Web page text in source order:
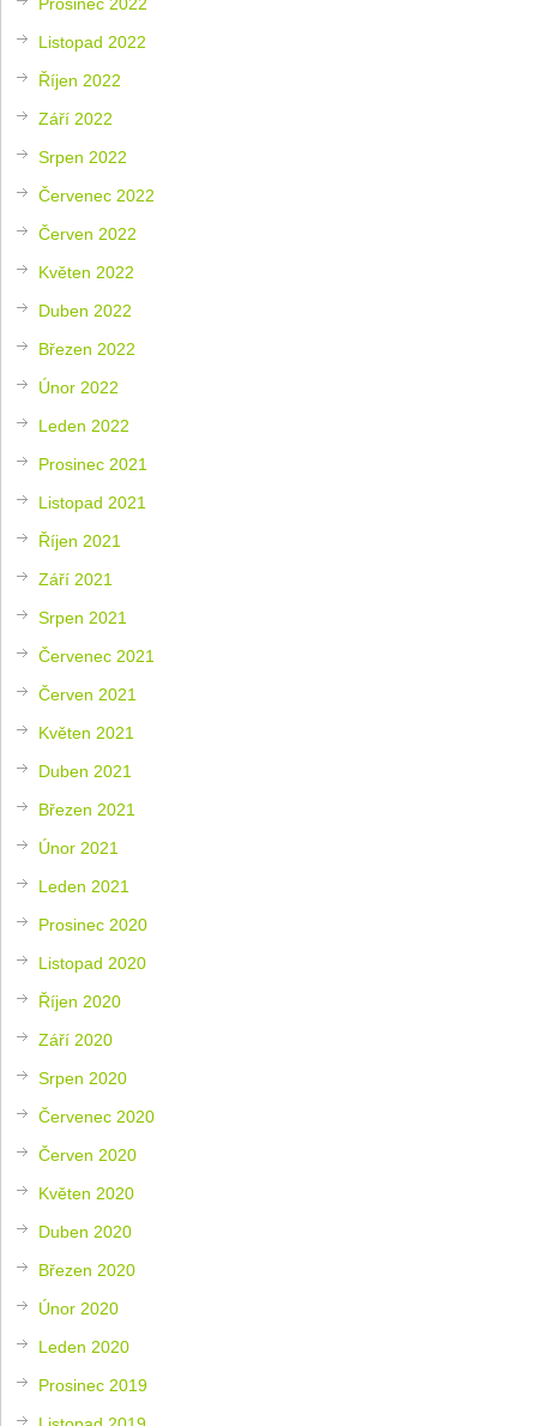
Prosinec 2022
Listopad 2022
Říjen 2022
Září 2022
Srpen 2022
Červenec 2022
Červen 2022
Květen 2022
Duben 2022
Březen 2022
Únor 2022
Leden 2022
Prosinec 2021
Listopad 2021
Říjen 2021
Září 2021
Srpen 2021
Červenec 2021
Červen 2021
Květen 2021
Duben 2021
Březen 2021
Únor 2021
Leden 2021
Prosinec 2020
Listopad 2020
Říjen 2020
Září 2020
Srpen 2020
Červenec 2020
Červen 2020
Květen 2020
Duben 2020
Březen 2020
Únor 2020
Leden 2020
Prosinec 2019